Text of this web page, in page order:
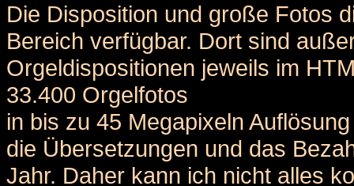
Die Disposition und große Fotos
Bereich verfügbar. Dort sind
Orgeldispositionen jeweils im
33.400 Orgelfotos
in bis zu 45 Megapixeln
die Übersetzungen und das
Jahr. Daher kann ich nicht alles